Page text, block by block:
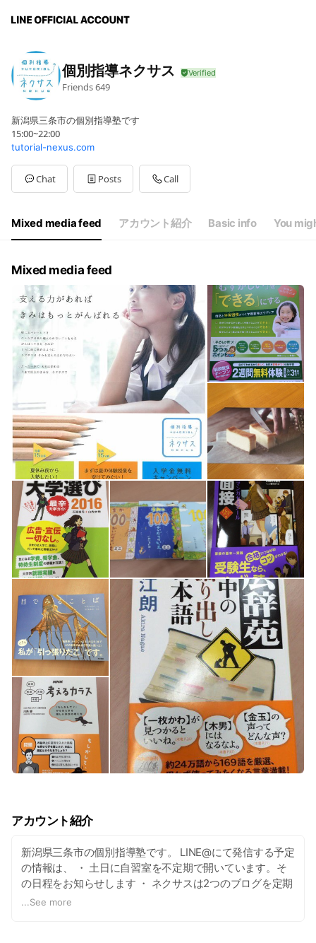
個別指導ネクサス
Friends649
新潟県三条市の個別指導塾です
15:00~22:00
tutorial-nexus.com
Chat Posts Call
Mixed media feed アカウント紹介 Basic info You
Mixed media feed
アカウント紹介
新潟県三条市の個別指導塾です。 LINE@にて発信する予定
の情報は、 ・ 土日に自習室を不定期で開いています。そ
の日程をお知らせします ・ ネクサスは2つのブログを定期
的に更新しています。更新のお知らせをします ・ 検定・
...See more